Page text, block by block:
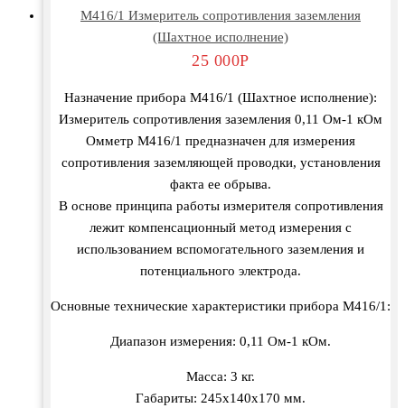
М416/1 Измеритель сопротивления заземления
(Шахтное исполнение)
25 000Р
Назначение прибора М416/1 (Шахтное исполнение):
Измеритель сопротивления заземления 0,11 Ом-1 кОм
Омметр М416/1 предназначен для измерения
сопротивления заземляющей проводки, установления
факта ее обрыва.
В основе принципа работы измерителя сопротивления
лежит компенсационный метод измерения с
использованием вспомогательного заземления и
потенциального электрода.
Основные технические характеристики прибора М416/1:
Диапазон измерения: 0,11 Ом-1 кОм.
Масса: 3 кг.
Габариты: 245х140х170 мм.